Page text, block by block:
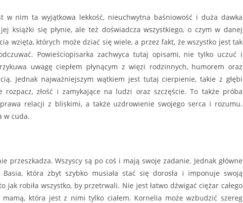
nim ta wyjątkowa lekkość, nieuchwytna baśniowość i duża dawka
książki się płynie, ale też doświadcza wszystkiego, o czym w danej
wzięta, których może dziać się wiele, a przez fakt, że wszystko jest tak
Powieściopisarka zachwyca tutaj opisami, nie tylko uczuć i
uwagę ciepłem płynącym z więzi rodzinnych, humorem oraz
Jednak najważniejszym wątkiem jest tutaj cierpienie, takie z głębi
rozpacz, złość i zamykające na ludzi oraz szczęście. To także próba
relacji z bliskimi, a także uzdrowienie swojego serca i rozumu.
w cuda.
Wszyscy są po coś i mają swoje zadanie. Jednak główne
która zbyt szybko musiała stać się dorosła i imponuje swoją
jak robiła wszystko, by przetrwali. Nie jest łatwo dźwigać ciężar całego
która jest z nimi tylko ciałem. Kornelia może wzbudzić szereg